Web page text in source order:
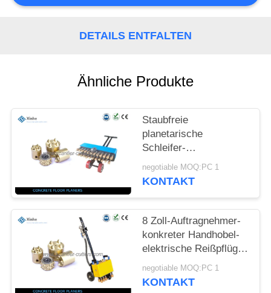
RECHTSSACHEN
ANGEBOT
SITEMAP
DATENSCHUTZ-
BESTIMMUNGEN
DETAILS ENTFALTEN
Ähnliche Produkte
Staubfreie
planetarische
Schleifer-
Auswerteprogramme u.
komplette Trommel-
reibend
negotiable MOQ:PC 1
KONTAKT
8 Zoll-Auftragnehmer-
konkreter Handhobel-
elektrische Reißpflüge
für Straßenunterhaltung
negotiable MOQ:PC 1
KONTAKT